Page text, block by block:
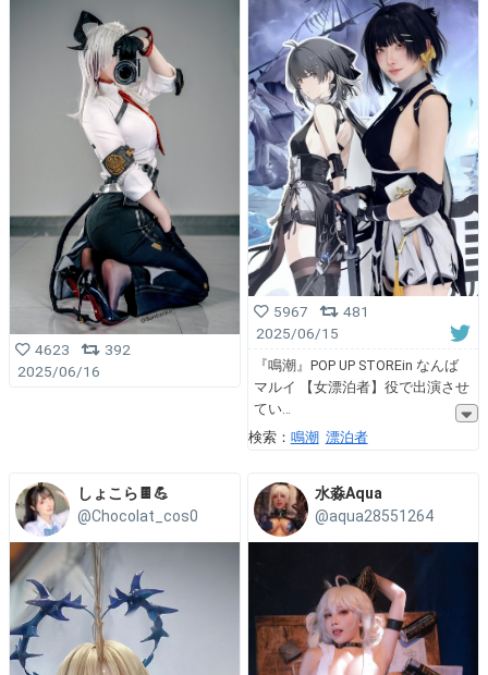
4623
392
2025/06/16
5967
481
2025/06/15
『鳴潮』POP UP STOREin なんば
マルイ 【女漂泊者】役で出演させ
てい
検索： 鳴潮 漂泊者
しょこら🍫💪
@Chocolat_cos0
水淼Aqua
@aqua28551264